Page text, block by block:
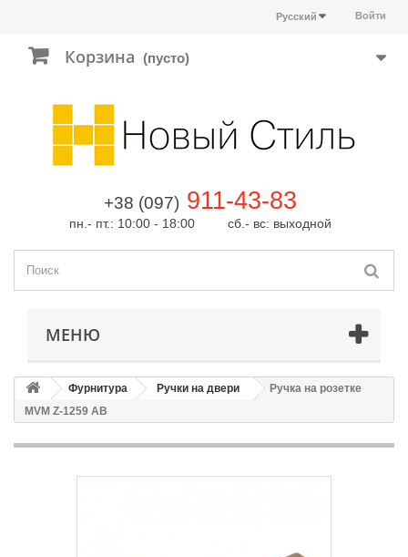
Войти
Русский
Корзина (пусто)
+38 (097) 911-43-83
пн.- пт.: 10:00 - 18:00 сб.- вс: выходной
МЕНЮ
Фурнитура Ручки на двери
Ручка на розетке
MVM Z-1259 AB